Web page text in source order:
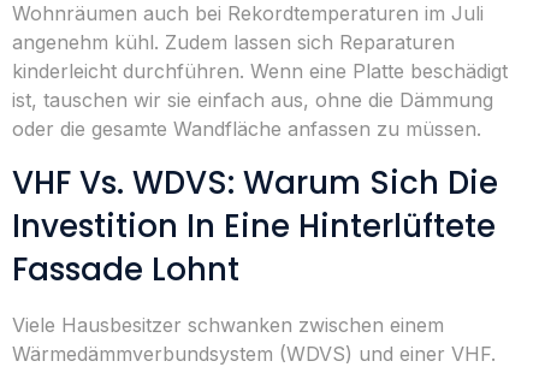
Wohnräumen auch bei Rekordtemperaturen im Juli
angenehm kühl. Zudem lassen sich Reparaturen
kinderleicht durchführen. Wenn eine Platte beschädigt
ist, tauschen wir sie einfach aus, ohne die Dämmung
oder die gesamte Wandfläche anfassen zu müssen.
VHF Vs. WDVS: Warum Sich Die
Investition In Eine Hinterlüftete
Fassade Lohnt
Viele Hausbesitzer schwanken zwischen einem
Wärmedämmverbundsystem (WDVS) und einer VHF.